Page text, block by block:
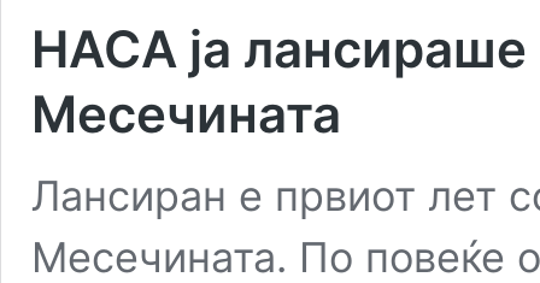
НАСА ја лансираше
Месечината
Лансиран е првиот лет
Месечината. По повеќе